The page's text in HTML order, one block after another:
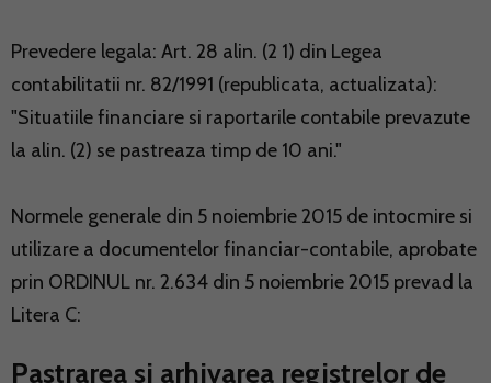
Prevedere legala: Art. 28 alin. (2 1) din Legea
contabilitatii nr. 82/1991 (republicata, actualizata):
"Situatiile financiare si raportarile contabile prevazute
la alin. (2) se pastreaza timp de 10 ani."
Normele generale din 5 noiembrie 2015 de intocmire si
utilizare a documentelor financiar-contabile, aprobate
prin ORDINUL nr. 2.634 din 5 noiembrie 2015 prevad la
Litera C:
Pastrarea si arhivarea registrelor de